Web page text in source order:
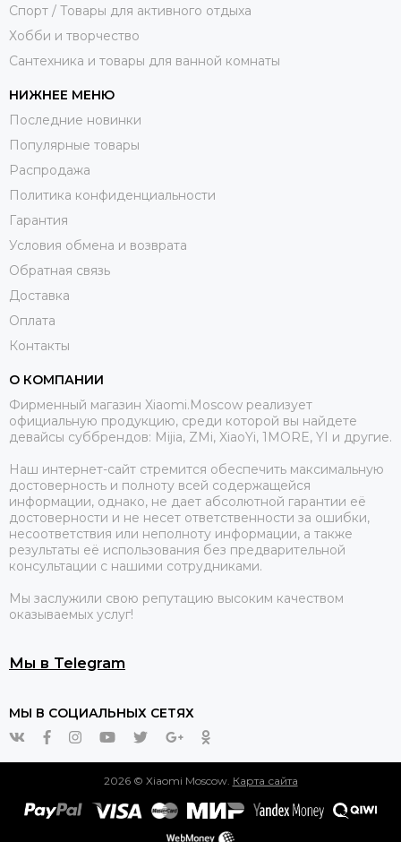
Спорт / Товары для активного отдыха
Хобби и творчество
Сантехника и товары для ванной комнаты
НИЖНЕЕ МЕНЮ
Последние новинки
Популярные товары
Распродажа
Политика конфиденциальности
Гарантия
Условия обмена и возврата
Обратная связь
Доставка
Оплата
Контакты
О КОМПАНИИ
Фирменный магазин Xiaomi.Moscow реализует
официальную продукцию, среди которой вы найдете
девайсы суббрендов: Mijia, ZMi, XiaoYi, 1MORE, YI и другие.
Наш интернет-сайт стремится обеспечить максимальную
достоверность и полноту всей содержащейся
информации, однако, не дает абсолютной гарантии её
достоверности и не несет ответственности за ошибки,
несоответствия или неполноту информации, а также
результаты её использования без предварительной
консультации с нашими сотрудниками.
Мы заслужили свою репутацию высоким качеством
оказываемых услуг!
Мы в Telegram
МЫ В СОЦИАЛЬНЫХ СЕТЯХ
2026 © Xiaomi Moscow. Карта сайта